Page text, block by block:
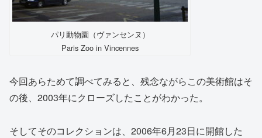
パリ動物園（ヴァンセンヌ）
Paris Zoo in Vincennes
今回あらためて調べてみると、残念ながらこの美術館はそ
の後、2003年にクローズしたことがわかった。
そしてそのコレクションは、2006年6月23日に開館した